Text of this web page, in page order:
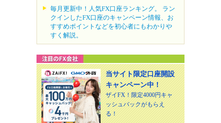
毎月更新中！人気FX口座ランキング。 ラン
クインしたFX口座のキャンペーン情報、お
すすめポイントなどを初心者にもわかりや
すく解説。
当サイト限定口座開設
キャンペーン中！
ザイFX！限定4000円キャ
ッシュバックがもらえ
る！